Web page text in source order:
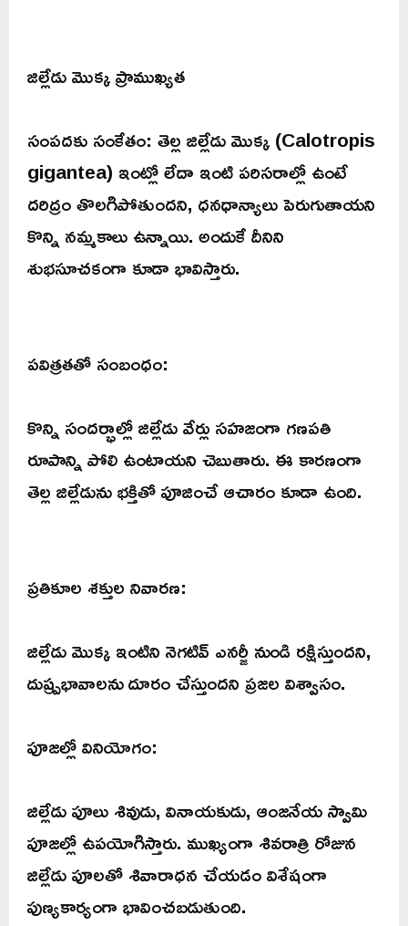
జిల్లేడు మొక్క ప్రాముఖ్యత
సంపదకు సంకేతం: తెల్ల జిల్లేడు మొక్క (Calotropis
gigantea) ఇంట్లో లేదా ఇంటి పరిసరాల్లో ఉంటే
దరిద్రం తొలగిపోతుందని, ధనధాన్యాలు పెరుగుతాయని
కొన్ని నమ్మకాలు ఉన్నాయి. అందుకే దీనిని
శుభసూచకంగా కూడా భావిస్తారు.
పవిత్రతతో సంబంధం:
కొన్ని సందర్భాల్లో జిల్లేడు వేర్లు సహజంగా గణపతి
రూపాన్ని పోలి ఉంటాయని చెబుతారు. ఈ కారణంగా
తెల్ల జిల్లేడును భక్తితో పూజించే ఆచారం కూడా ఉంది.
ప్రతికూల శక్తుల నివారణ:
జిల్లేడు మొక్క ఇంటిని నెగటివ్ ఎనర్జీ నుండి రక్షిస్తుందని,
దుష్ప్రభావాలను దూరం చేస్తుందని ప్రజల విశ్వాసం.
పూజల్లో వినియోగం:
జిల్లేడు పూలు శివుడు, వినాయకుడు, ఆంజనేయ స్వామి
పూజల్లో ఉపయోగిస్తారు. ముఖ్యంగా శివరాత్రి రోజున
జిల్లేడు పూలతో శివారాధన చేయడం విశేషంగా
పుణ్యకార్యంగా భావించబడుతుంది.